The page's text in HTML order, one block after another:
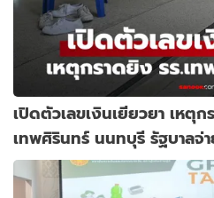
เปิดตัวเลขเงินเยียวยา เหตุก
เทพศิรินทร์ นนทบุรี รัฐบาลจ่า